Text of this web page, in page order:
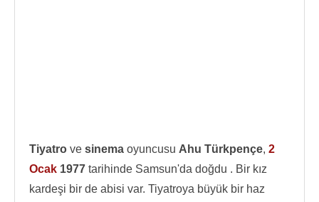
Tiyatro ve sinema oyuncusu Ahu Türkpençe, 2
Ocak 1977 tarihinde Samsun'da doğdu . Bir kız
kardeşi bir de abisi var. Tiyatroya büyük bir haz